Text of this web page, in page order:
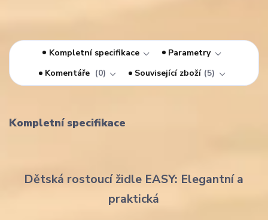
Kompletní specifikace
Parametry
Komentáře
0 Související zboží 5
Kompletní specifikace
Dětská rostoucí židle EASY: Elegantní a
praktická